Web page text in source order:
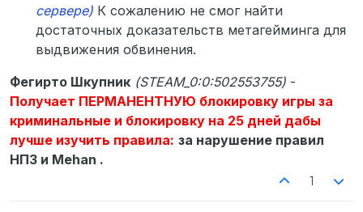
сервере) К сожалению не смог найти
достаточных доказательств метагейминга для
выдвижения обвинения.
Фегирто Шкупник (STEAM_0:0:502553755) -
Получает ПЕРМАНЕНТНУЮ блокировку игры за
криминальные и блокировку на 25 дней дабы
лучше изучить правила: за нарушение правил
НПЗ и Mehan .
1